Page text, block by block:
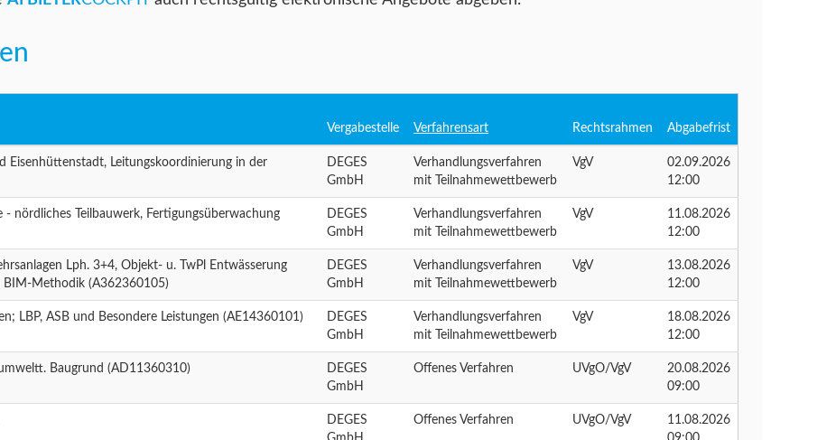
Vergabestelle Verfahrensart Rechtsrahmen Abgabefrist
Eisenhüttenstadt, Leitungskoordinierung in der
DEGES
GmbH
Verhandlungsverfahren
mit Teilnahmewettbewerb
VgV
02.09.2026
12:00
nördliches Teilbauwerk, Fertigungsüberwachung
DEGES
GmbH
Verhandlungsverfahren
mit Teilnahmewettbewerb
VgV
11.08.2026
12:00
Lph. 3+4, Objekt- u. TwPl Entwässerung
BIM-Methodik (A362360105)
DEGES
GmbH
Verhandlungsverfahren
mit Teilnahmewettbewerb
VgV
13.08.2026
12:00
LBP, ASB und Besondere Leistungen (AE14360101)
DEGES
GmbH
Verhandlungsverfahren
mit Teilnahmewettbewerb
VgV
18.08.2026
12:00
Baugrund (AD11360310)
DEGES
GmbH
Offenes Verfahren UVgO/VgV
20.08.2026
09:00
DEGES
Offenes Verfahren UVgO/VgV
11.08.2026